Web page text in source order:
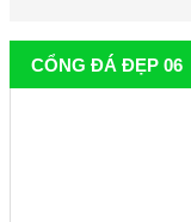
CỔNG ĐÁ ĐẸP 06